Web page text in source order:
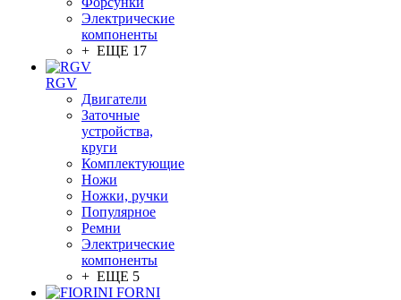
Электрические
компоненты
+ ЕЩЕ 17
RGV
Двигатели
Заточные
устройства,
круги
Комплектующие
Ножи
Ножки, ручки
Популярное
Ремни
Электрические
компоненты
+ ЕЩЕ 5